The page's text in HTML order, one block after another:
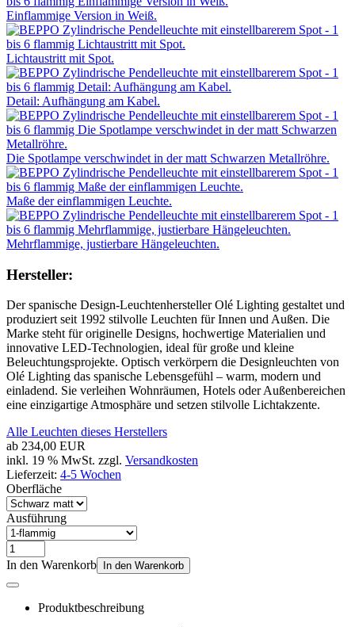
Einflammige Version in Weiß.
Lichtaustritt mit Spot.
Detail: Aufhängung am Kabel.
Die Spotlampe verschwindet in der matt Schwarzen Metallröhre.
Maße der einflammigen Leuchte.
Mehrflammige, justierbare Hängeleuchten.
Hersteller:
Der spanische Design-Leuchtenhersteller Olé Lighting gestaltet und
produziert seit 1992 stilvolle Leuchten für Innen und Außen. Die
Marke steht für originelle Designs, hochwertige Materialien und
innovative LED-Technologien, ideal für große und kleine
Beleuchtungsprojekte. Optisch verkörpern die Designleuchten von
Olé Lighting das spanische Lebensgefühl – warm, modern und
einladend. Sie verleihen Wohnräumen, Hotels oder Außenbereichen
eine einzigartige Atmosphäre und setzen stilvolle Lichtakzente.
Alle Leuchten dieses Herstellers
ab 234,00 EUR
inkl. 19 % MwSt. zzgl. Versandkosten
Lieferzeit: 4-5 Wochen
Oberfläche
Ausführung
In den Warenkorb In den Warenkorb
Produktbeschreibung